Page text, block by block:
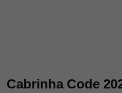
Cabrinha Code